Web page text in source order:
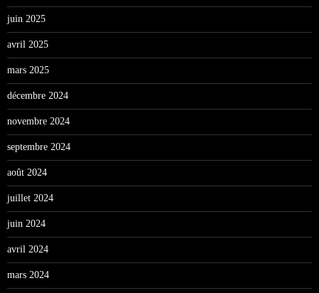
juin 2025
avril 2025
mars 2025
décembre 2024
novembre 2024
septembre 2024
août 2024
juillet 2024
juin 2024
avril 2024
mars 2024